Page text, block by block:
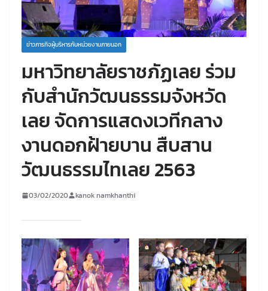
ข่าวภารกิจผู้บริหารกับหน่วยงานภายนอก
มหาวิทยาลัยราชภัฏเลย ร่วม
กับสำนักวัฒนธรรมจังหวัด
เลย จัดการแสดงเวทีกลาง
งานดอกฝ้ายบาน สืบสาน
วัฒนธรรมไทเลย 2563
03/02/2020 kanok namkhanthi